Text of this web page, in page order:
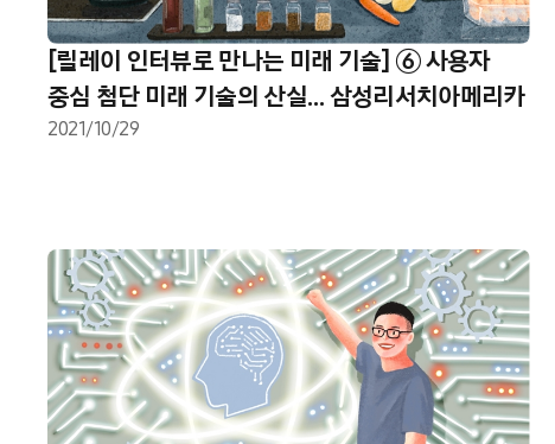
[릴레이 인터뷰로 만나는 미래 기술] ⑥ 사용자
중심 첨단 미래 기술의 산실… 삼성리서치아메리카
2021/10/29